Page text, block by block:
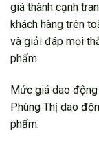
giá thành cạnh
khách hàng trên
và giải đáp mọi
phẩm.
Mức giá dao
Phùng Thị dao
phẩm.